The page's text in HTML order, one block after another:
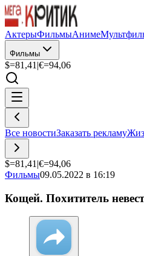
АктерыФильмыАниме
Фильмы
$=81,41 |€=94,06
Все новостиЗаказать рекламу
$=81,41 |€=94,06
Фильмы09.05.2022 в 16:19
Кощей. Похититель невест